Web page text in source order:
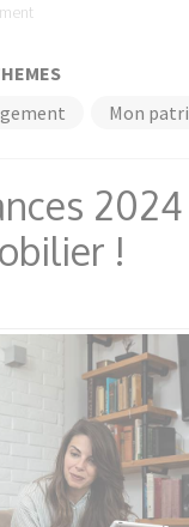
Mon
!